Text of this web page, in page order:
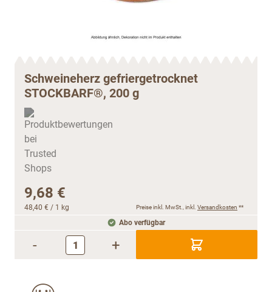
Schweineherz gefriergetrocknet
STOCKBARF®, 200 g
9,68 €
48,40 € / 1 kg Preise inkl. MwSt., inkl. Versandkosten **
Abo verfügbar
- +